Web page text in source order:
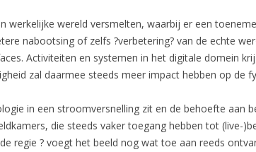
werkelijke wereld versmelten, waarbij er een
nabootsing of zelfs ?verbetering? van de echte
Activiteiten en systemen in het digitale domein
zal daarmee steeds meer impact hebben op de
in een stroomversnelling zit en de behoefte aan
die steeds vaker toegang hebben tot (live-
regie ? voegt het beeld nog wat toe aan reeds